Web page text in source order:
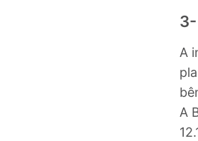
A
A